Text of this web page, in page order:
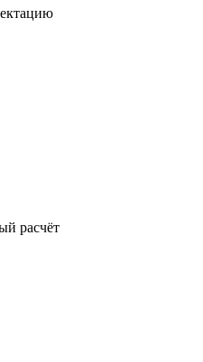
расчёт